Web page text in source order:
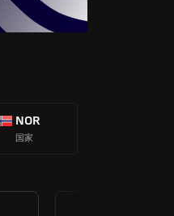
NOR
国家